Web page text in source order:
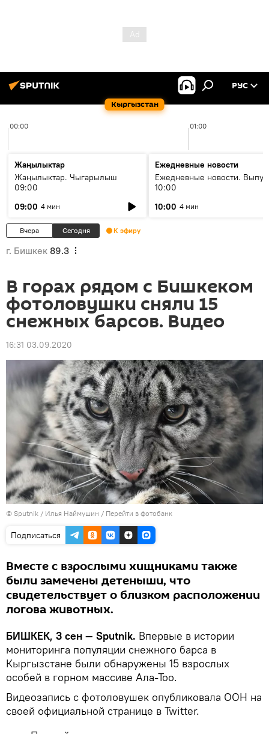
Кыргызстан
РУС
00:00 01:00
Жаңылыктар
Жаңылыктар. Чыгарылыш
09:00
09:00 4 мин
Ежедневные новости
Ежедневные новости.
10:00
10:00 4 мин
Вчера Сегодня К эфиру
г. Бишкек 89.3
В горах рядом с Бишкеком
фотоловушки сняли 15
снежных барсов. Видео
16:31 03.09.2020
© Sputnik / Илья Наймушин / Перейти в фотобанк
Подписаться
Вместе с взрослыми хищниками также
были замечены детеныши, что
свидетельствует о близком расположении
логова животных.
БИШКЕК, 3 сен — Sputnik. Впервые в истории
мониторинга популяции снежного барса в
Кыргызстане были обнаружены 15 взрослых
особей в горном массиве Ала-Тоо.
Видеозапись с фотоловушек опубликовала ООН на
своей официальной странице в Twitter.